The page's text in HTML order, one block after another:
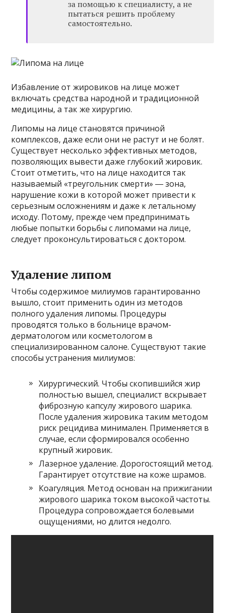
за помощью к специалисту, а не
пытаться решить проблему
самостоятельно.
Избавление от жировиков на лице может
включать средства народной и традиционной
медицины, а так же хирургию.
Липомы на лице становятся причиной
комплексов, даже если они не растут и не болят.
Существует несколько эффективных методов,
позволяющих вывести даже глубокий жировик.
Стоит отметить, что на лице находится так
называемый «треугольник смерти» ― зона,
нарушение кожи в которой может привести к
серьезным осложнениям и даже к летальному
исходу. Потому, прежде чем предпринимать
любые попытки борьбы с липомами на лице,
следует проконсультироваться с доктором.
Удаление липом
Чтобы содержимое милиумов гарантированно
вышло, стоит применить один из методов
полного удаления липомы. Процедуры
проводятся только в больнице врачом-
дерматологом или косметологом в
специализированном салоне. Существуют такие
способы устранения милиумов:
Хирургический. Чтобы скопившийся жир
полностью вышел, специалист вскрывает
фиброзную капсулу жирового шарика.
После удаления жировика таким методом
риск рецидива минимален. Применяется в
случае, если сформировался особенно
крупный жировик.
Лазерное удаление. Дорогостоящий метод.
Гарантирует отсутствие на коже шрамов.
Коагуляция. Метод основан на прижигании
жирового шарика током высокой частоты.
Процедура сопровождается болевыми
ощущениями, но длится недолго.